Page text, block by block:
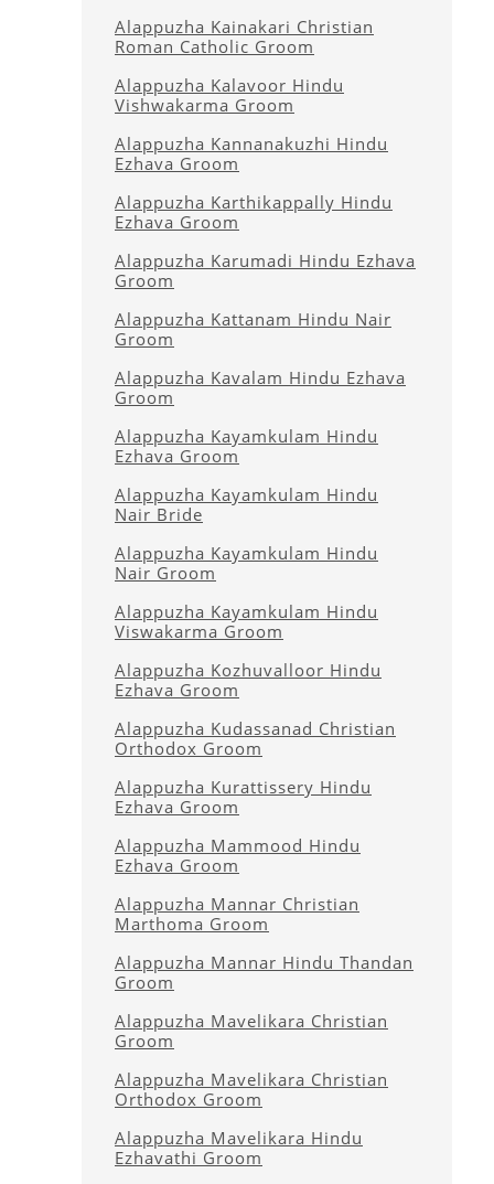
Alappuzha Kainakari Christian
Roman Catholic Groom
Alappuzha Kalavoor Hindu
Vishwakarma Groom
Alappuzha Kannanakuzhi Hindu
Ezhava Groom
Alappuzha Karthikappally Hindu
Ezhava Groom
Alappuzha Karumadi Hindu Ezhava
Groom
Alappuzha Kattanam Hindu Nair
Groom
Alappuzha Kavalam Hindu Ezhava
Groom
Alappuzha Kayamkulam Hindu
Ezhava Groom
Alappuzha Kayamkulam Hindu
Nair Bride
Alappuzha Kayamkulam Hindu
Nair Groom
Alappuzha Kayamkulam Hindu
Viswakarma Groom
Alappuzha Kozhuvalloor Hindu
Ezhava Groom
Alappuzha Kudassanad Christian
Orthodox Groom
Alappuzha Kurattissery Hindu
Ezhava Groom
Alappuzha Mammood Hindu
Ezhava Groom
Alappuzha Mannar Christian
Marthoma Groom
Alappuzha Mannar Hindu Thandan
Groom
Alappuzha Mavelikara Christian
Groom
Alappuzha Mavelikara Christian
Orthodox Groom
Alappuzha Mavelikara Hindu
Ezhavathi Groom